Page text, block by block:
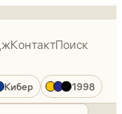
КонтактПоиск
Кибер 1998